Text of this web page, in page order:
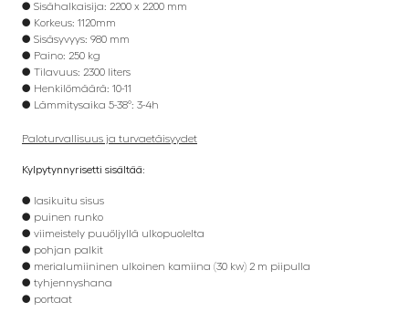
● Sisähalkaisija: 2200 x 2200 mm
● Korkeus: 1120mm
● Sisäsyvyys: 980 mm
● Paino: 250 kg
● Tilavuus: 2300 liters
● Henkilömäärä: 10-11
● Lämmitysaika 5-38°: 3-4h
Paloturvallisuus ja turvaetäisyydet
Kylpytynnyrisetti sisältää:
● lasikuitu sisus
● puinen runko
● viimeistely puuöljyllä ulkopuolelta
● pohjan palkit
● merialumiininen ulkoinen kamiina (30 kw) 2 m piipulla
● tyhjennyshana
● portaat